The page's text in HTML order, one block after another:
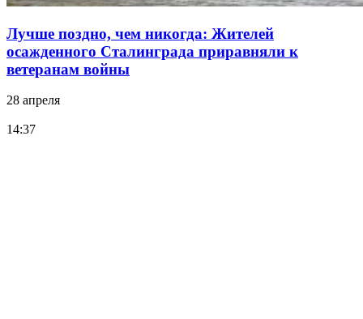
Лучше поздно, чем никогда: Жителей
осажденного Сталинграда приравняли к
ветеранам войны
28 апреля
14:37